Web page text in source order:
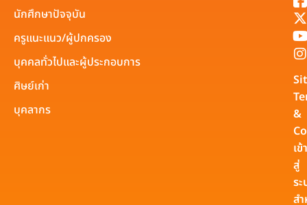
นักศึกษาปัจจุบัน
ครูแนะแนว/ผู้ปกครอง
บุคคลทั่วไปและผู้ประกอบการ
ศิษย์เก่า
บุคลากร
&
เข้า
สู่
ร
ส